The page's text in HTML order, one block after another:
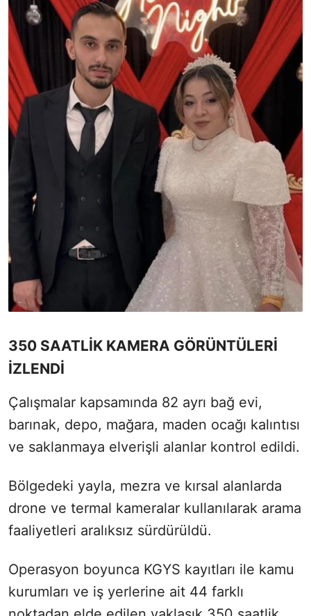
350 SAATLİK KAMERA GÖRÜNTÜLERİ
İZLENDİ
Çalışmalar kapsamında 82 ayrı bağ evi,
barınak, depo, mağara, maden ocağı kalıntısı
ve saklanmaya elverişli alanlar kontrol edildi.
Bölgedeki yayla, mezra ve kırsal alanlarda
drone ve termal kameralar kullanılarak arama
faaliyetleri aralıksız sürdürüldü.
Operasyon boyunca KGYS kayıtları ile kamu
kurumları ve iş yerlerine ait 44 farklı